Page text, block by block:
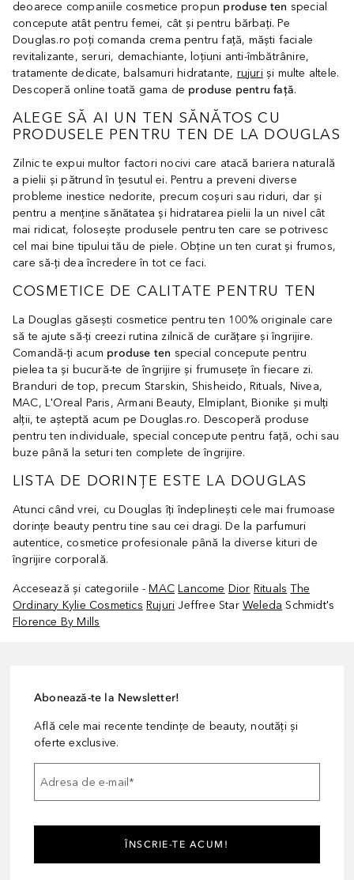
deoarece companiile cosmetice propun produse ten special
concepute atât pentru femei, cât și pentru bărbați. Pe
Douglas.ro poți comanda crema pentru față, măști faciale
revitalizante, seruri, demachiante, loțiuni anti-îmbătrânire,
tratamente dedicate, balsamuri hidratante, rujuriși multe altele.
Descoperă online toată gama de produse pentru față.
ALEGE SĂ AI UN TEN SĂNĂTOS CU
PRODUSELE PENTRU TEN DE LA DOUGLAS
Zilnic te expui multor factori nocivi care atacă bariera naturală
a pielii și pătrund în țesutul ei. Pentru a preveni diverse
probleme inestice nedorite, precum coșuri sau riduri, dar și
pentru a menține sănătatea și hidratarea pielii la un nivel cât
mai ridicat, folosește produsele pentru ten care se potrivesc
cel mai bine tipului tău de piele. Obține un ten curat și frumos,
care să-ți dea încredere în tot ce faci.
COSMETICE DE CALITATE PENTRU TEN
La Douglas găsești cosmetice pentru ten 100% originale care
să te ajute să-ți creezi rutina zilnică de curățare și îngrijire.
Comandă-ți acum produse ten special concepute pentru
pielea ta și bucură-te de îngrijire și frumusețe în fiecare zi.
Branduri de top, precum Starskin, Shisheido, Rituals, Nivea,
MAC, L'Oreal Paris, Armani Beauty, Elmiplant, Bionike și mulți
alții, te așteptă acum pe Douglas.ro. Descoperă produse
pentru ten individuale, special concepute pentru față, ochi sau
buze până la seturi ten complete de îngrijire.
LISTA DE DORINȚE ESTE LA DOUGLAS
Atunci când vrei, cu Douglas îți îndeplinești cele mai frumoase
dorințe beauty pentru tine sau cei dragi. De la parfumuri
autentice, cosmetice profesionale până la diverse kituri de
îngrijire corporală.
Accesează și categoriile -MAC Lancome Dior Rituals The
Ordinary Kylie Cosmetics Rujuri Jeffree StarWeleda Schmidt's
Florence By Mills
Abonează-te la Newsletter!
Află cele mai recente tendințe de beauty, noutăți și
oferte exclusive.
Adresa de e-mail *
ÎNSCRIE-TE ACUM!